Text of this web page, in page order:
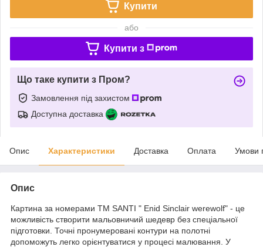
Купити
або
Купити з
Що таке купити з Пром?
Замовлення під захистом
Доступна доставка
Опис Характеристики Доставка Оплата Умови
Опис
Картина за номерами ТМ SANTI " Enid Sinclair werewolf" - це
можливість створити мальовничий шедевр без спеціальної
підготовки. Точні пронумеровані контури на полотні
допоможуть легко орієнтуватися у процесі малювання. У